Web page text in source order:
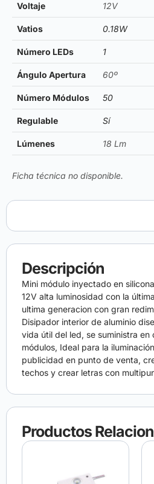
Voltaje 12V
Vatios 0.18W
Número LEDs 1
Ángulo Apertura 60º
Número Módulos 50
Regulable Sí
Lúmenes 18 Lm
Ficha técnica no disponible.
Descripción
Mini módulo inyectado en
12V alta luminosidad con la
ultima generacion con gran
Disipador interior de aluminio
vida útil del led, se suministra en
módulos, Ideal para la
publicidad en punto de venta,
techos y crear letras con
Productos